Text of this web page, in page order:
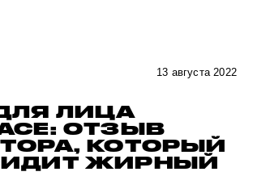
13 августа 2022
ЛИЦА
ОТЗЫВ
КОТОРЫЙ
ЖИРНЫЙ